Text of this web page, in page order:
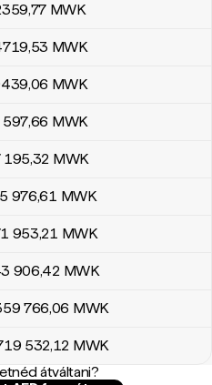
,77 MWK
,53 MWK
,06 MWK
597,66 MWK
195,32 MWK
976,61 MWK
953,21 MWK
906,42 MWK
766,06 MWK
532,12 MWK
átváltani?